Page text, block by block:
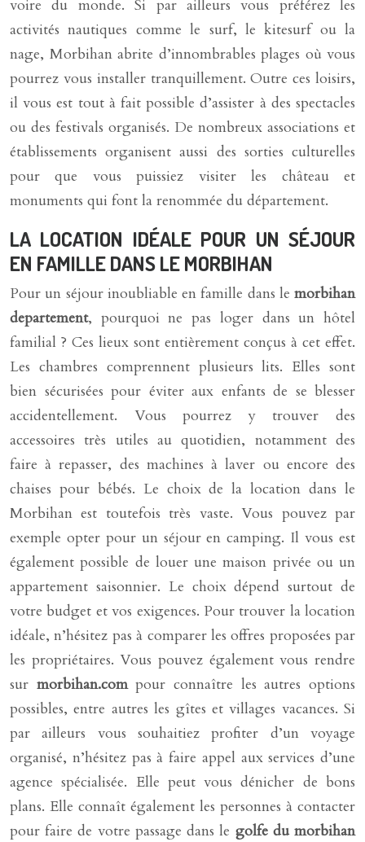
voire du monde. Si par ailleurs vous préférez les
activités nautiques comme le surf, le kitesurf ou la
nage, Morbihan abrite d’innombrables plages où vous
pourrez vous installer tranquillement. Outre ces loisirs,
il vous est tout à fait possible d’assister à des spectacles
ou des festivals organisés. De nombreux associations et
établissements organisent aussi des sorties culturelles
pour que vous puissiez visiter les château et
monuments qui font la renommée du département.
LA LOCATION IDÉALE POUR UN SÉJOUR
EN FAMILLE DANS LE MORBIHAN
Pour un séjour inoubliable en famille dans le morbihan
departement, pourquoi ne pas loger dans un hôtel
familial ? Ces lieux sont entièrement conçus à cet effet.
Les chambres comprennent plusieurs lits. Elles sont
bien sécurisées pour éviter aux enfants de se blesser
accidentellement. Vous pourrez y trouver des
accessoires très utiles au quotidien, notamment des
faire à repasser, des machines à laver ou encore des
chaises pour bébés. Le choix de la location dans le
Morbihan est toutefois très vaste. Vous pouvez par
exemple opter pour un séjour en camping. Il vous est
également possible de louer une maison privée ou un
appartement saisonnier. Le choix dépend surtout de
votre budget et vos exigences. Pour trouver la location
idéale, n’hésitez pas à comparer les offres proposées par
les propriétaires. Vous pouvez également vous rendre
sur morbihan.compour connaître les autres options
possibles, entre autres les gîtes et villages vacances. Si
par ailleurs vous souhaitiez profiter d’un voyage
organisé, n’hésitez pas à faire appel aux services d’une
agence spécialisée. Elle peut vous dénicher de bons
plans. Elle connaît également les personnes à contacter
pour faire de votre passage dans le golfe du morbihan